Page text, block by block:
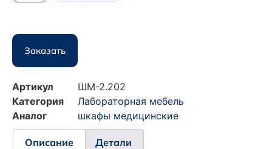
Заказать
Артикул
ШМ-2.202
Категория
Лабораторная мебель
Аналог
шкафы медицинские
Описание Детали